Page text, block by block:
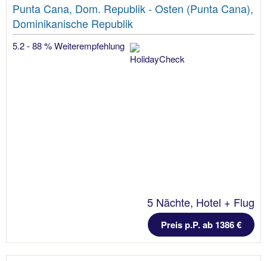
Punta Cana, Dom. Republik - Osten (Punta Cana),
Dominikanische Republik
5.2 - 88 % Weiterempfehlung
5 Nächte, Hotel + Flug
Preis p.P. ab 1386 €